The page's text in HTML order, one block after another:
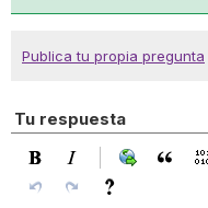
Publica tu propia pregunta
Tu respuesta